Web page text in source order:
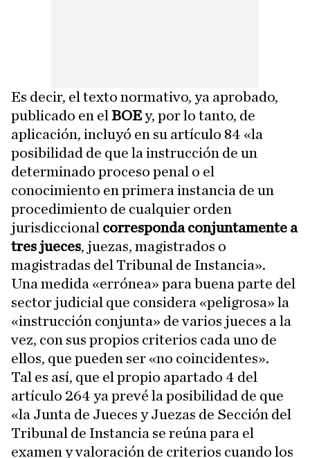
Es decir, el texto normativo, ya aprobado,
publicado en el BOEy, por lo tanto, de
aplicación, incluyó en su artículo 84 «la
posibilidad de que la instrucción de un
determinado proceso penal o el
conocimiento en primera instancia de un
procedimiento de cualquier orden
jurisdiccional corresponda conjuntamente a
tres jueces, juezas, magistrados o
magistradas del Tribunal de Instancia».
Una medida «errónea» para buena parte del
sector judicial que considera «peligrosa» la
«instrucción conjunta» de varios jueces a la
vez, con sus propios criterios cada uno de
ellos, que pueden ser «no coincidentes».
Tal es así, que el propio apartado 4 del
artículo 264 ya prevé la posibilidad de que
«la Junta de Jueces y Juezas de Sección del
Tribunal de Instancia se reúna para el
examen y valoración de criterios cuando los